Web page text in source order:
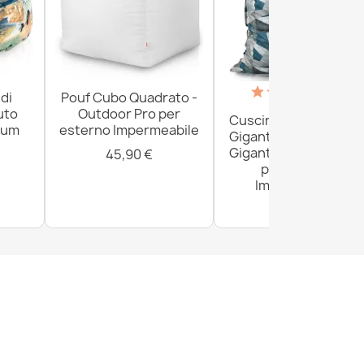
Pouf Cubo Quadrato -
Outdoor Pro per
esterno Impermeabile
45,90 €
Cuscino da
Gigante XXL per
Gigante - Outdoor
per esterno
Impermeabile